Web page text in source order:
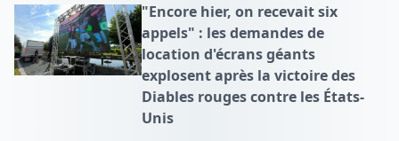
"Encore hier, on recevait six
appels" : les demandes de
location d'écrans géants
explosent après la victoire des
Diables rouges contre les États-
Unis